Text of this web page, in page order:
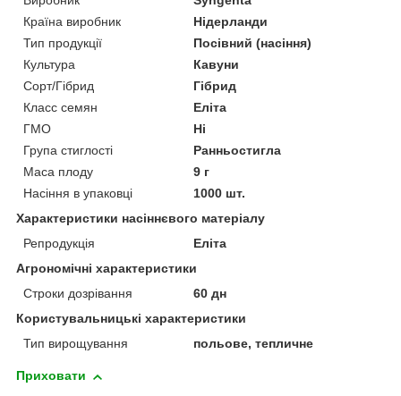
Країна виробник
Нідерланди
Тип продукції
Посівний (насіння)
Культура
Кавуни
Сорт/Гібрид
Гібрид
Класс семян
Еліта
ГМО
Ні
Група стиглості
Ранньостигла
Маса плоду
9 г
Насіння в упаковці
1000 шт.
Характеристики насіннєвого матеріалу
Репродукція
Еліта
Агрономічні характеристики
Строки дозрівання
60 дн
Користувальницькі характеристики
Тип вирощування
польове, тепличне
Приховати